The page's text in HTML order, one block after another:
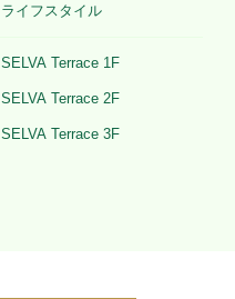
ライフスタイル
SELVA Terrace 1F
SELVA Terrace 2F
SELVA Terrace 3F